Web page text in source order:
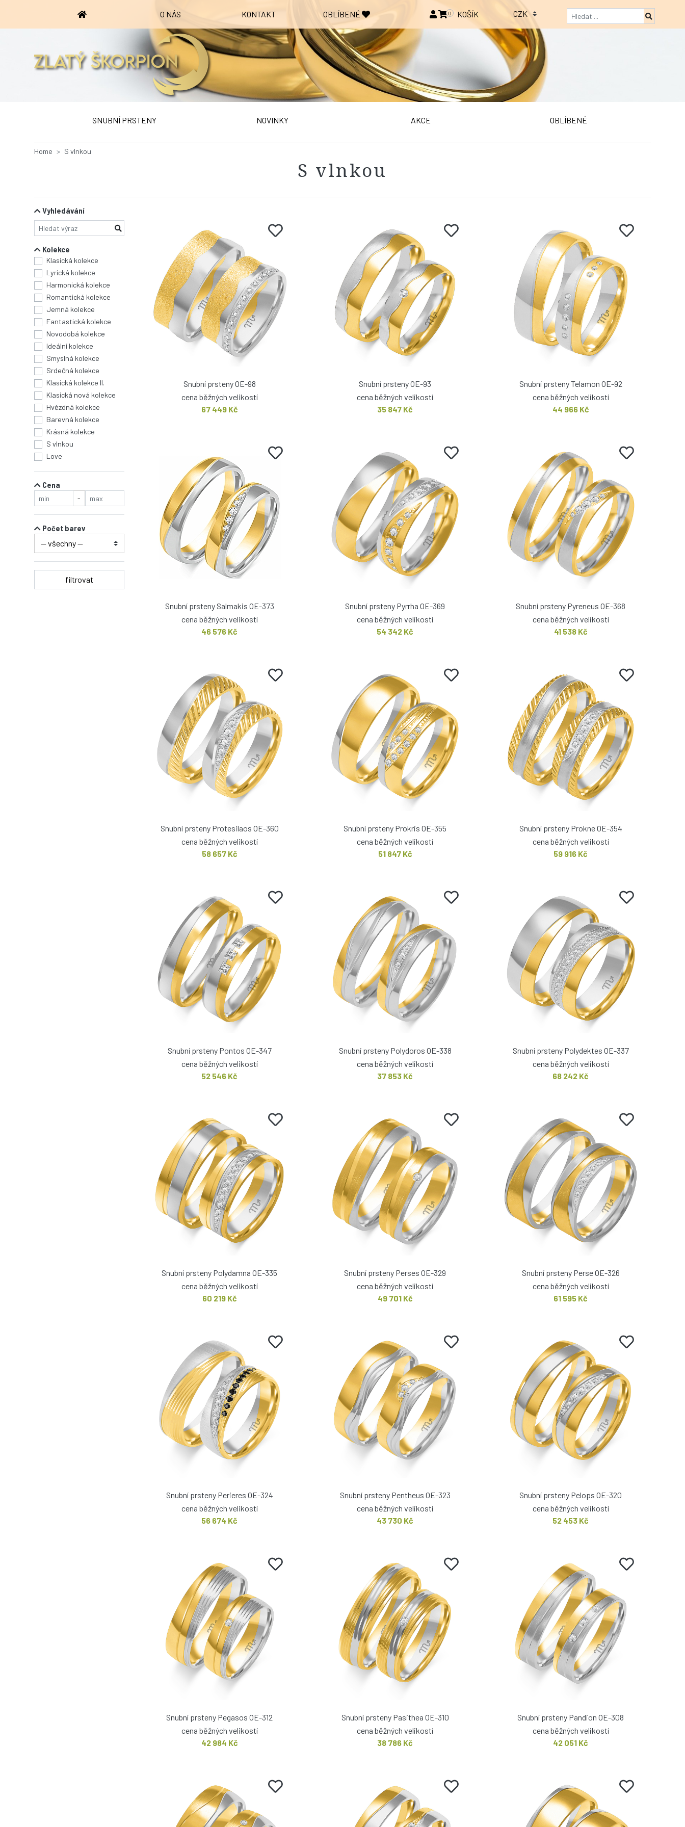
O NÁS KONTAKT OBLÍBENÉ 0 KOŠÍK
SNUBNÍ PRSTENY NOVINKY AKCE OBLÍBENÉ
Home S vlnkou
S vlnkou
Vyhledávání
Kolekce
Klasická kolekce
Lyrická kolekce
Harmonická kolekce
Romantická kolekce
Jemná kolekce
Fantastická kolekce
Novodobá kolekce
Ideální kolekce
Smyslná kolekce
Srdečná kolekce
Klasická kolekce II.
Klasická nová kolekce
Hvězdná kolekce
Barevná kolekce
Krásná kolekce
S vlnkou
Love
Cena
-
Počet barev
filtrovat
Snubní prsteny OE-98
cena běžných velikostí
67 449 Kč
Snubní prsteny OE-93
cena běžných velikostí
35 847 Kč
Snubní prsteny Telamon OE-92
cena běžných velikostí
44 966 Kč
Snubní prsteny Salmakis OE-373
cena běžných velikostí
46 576 Kč
Snubní prsteny Pyrrha OE-369
cena běžných velikostí
54 342 Kč
Snubní prsteny Pyreneus OE-368
cena běžných velikostí
41 538 Kč
Snubní prsteny Protesilaos OE-360
cena běžných velikostí
58 657 Kč
Snubní prsteny Prokris OE-355
cena běžných velikostí
51 847 Kč
Snubní prsteny Prokne OE-354
cena běžných velikostí
59 916 Kč
Snubní prsteny Pontos OE-347
cena běžných velikostí
52 546 Kč
Snubní prsteny Polydoros OE-338
cena běžných velikostí
37 853 Kč
Snubní prsteny Polydektes OE-337
cena běžných velikostí
68 242 Kč
Snubní prsteny Polydamna OE-335
cena běžných velikostí
60 219 Kč
Snubní prsteny Perses OE-329
cena běžných velikostí
49 701 Kč
Snubní prsteny Perse OE-326
cena běžných velikostí
61 595 Kč
Snubní prsteny Perieres OE-324
cena běžných velikostí
56 674 Kč
Snubní prsteny Pentheus OE-323
cena běžných velikostí
43 730 Kč
Snubní prsteny Pelops OE-320
cena běžných velikostí
52 453 Kč
Snubní prsteny Pegasos OE-312
cena běžných velikostí
42 984 Kč
Snubní prsteny Pasithea OE-310
cena běžných velikostí
38 786 Kč
Snubní prsteny Pandion OE-308
cena běžných velikostí
42 051 Kč